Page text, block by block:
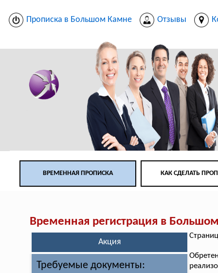
Прописка в Большом Камне Отзывы
ВРЕМЕННАЯ ПРОПИСКА КАК СДЕЛАТЬ
Временная регистрация в
Акция
Требуемые документы: